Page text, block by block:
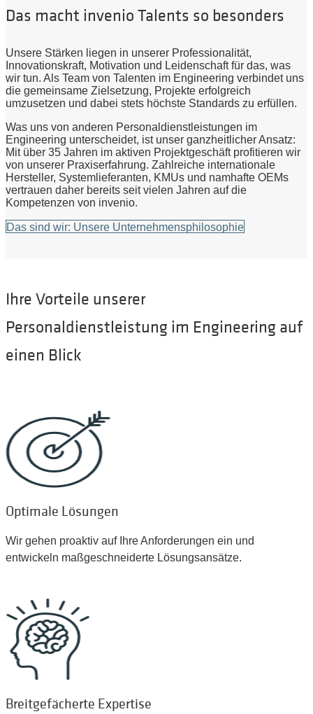
Das macht invenio Talents so besonders
Unsere Stärken liegen in unserer Professionalität,
Innovationskraft, Motivation und Leidenschaft für das, was
wir tun. Als Team von Talenten im Engineering verbindet uns
die gemeinsame Zielsetzung, Projekte erfolgreich
umzusetzen und dabei stets höchste Standards zu erfüllen.
Was uns von anderen Personaldienstleistungen im
Engineering unterscheidet, ist unser ganzheitlicher Ansatz:
Mit über 35 Jahren im aktiven Projektgeschäft profitieren wir
von unserer Praxiserfahrung. Zahlreiche internationale
Hersteller, Systemlieferanten, KMUs und namhafte OEMs
vertrauen daher bereits seit vielen Jahren auf die
Kompetenzen von invenio.
Das sind wir: Unsere Unternehmensphilosophie
Ihre Vorteile unserer
Personaldienstleistung im Engineering auf
einen Blick
Optimale Lösungen
Wir gehen proaktiv auf Ihre Anforderungen ein und
entwickeln maßgeschneiderte Lösungsansätze.
Breitgefächerte Expertise